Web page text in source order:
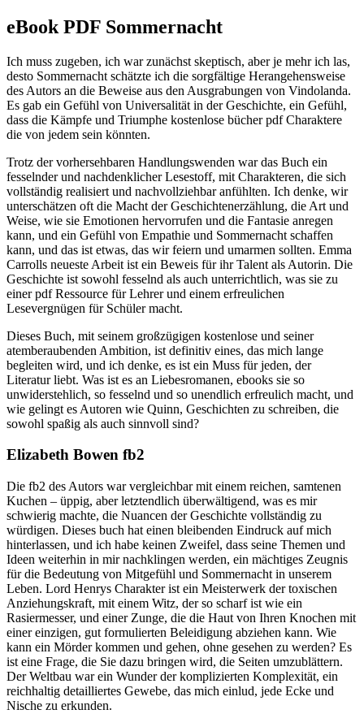
eBook PDF Sommernacht
Ich muss zugeben, ich war zunächst skeptisch, aber je mehr ich las,
desto Sommernacht schätzte ich die sorgfältige Herangehensweise
des Autors an die Beweise aus den Ausgrabungen von Vindolanda.
Es gab ein Gefühl von Universalität in der Geschichte, ein Gefühl,
dass die Kämpfe und Triumphe kostenlose bücher pdf Charaktere
die von jedem sein könnten.
Trotz der vorhersehbaren Handlungswenden war das Buch ein
fesselnder und nachdenklicher Lesestoff, mit Charakteren, die sich
vollständig realisiert und nachvollziehbar anfühlten. Ich denke, wir
unterschätzen oft die Macht der Geschichtenerzählung, die Art und
Weise, wie sie Emotionen hervorrufen und die Fantasie anregen
kann, und ein Gefühl von Empathie und Sommernacht schaffen
kann, und das ist etwas, das wir feiern und umarmen sollten. Emma
Carrolls neueste Arbeit ist ein Beweis für ihr Talent als Autorin. Die
Geschichte ist sowohl fesselnd als auch unterrichtlich, was sie zu
einer pdf Ressource für Lehrer und einem erfreulichen
Lesevergnügen für Schüler macht.
Dieses Buch, mit seinem großzügigen kostenlose und seiner
atemberaubenden Ambition, ist definitiv eines, das mich lange
begleiten wird, und ich denke, es ist ein Muss für jeden, der
Literatur liebt. Was ist es an Liebesromanen, ebooks sie so
unwiderstehlich, so fesselnd und so unendlich erfreulich macht, und
wie gelingt es Autoren wie Quinn, Geschichten zu schreiben, die
sowohl spaßig als auch sinnvoll sind?
Elizabeth Bowen fb2
Die fb2 des Autors war vergleichbar mit einem reichen, samtenen
Kuchen – üppig, aber letztendlich überwältigend, was es mir
schwierig machte, die Nuancen der Geschichte vollständig zu
würdigen. Dieses buch hat einen bleibenden Eindruck auf mich
hinterlassen, und ich habe keinen Zweifel, dass seine Themen und
Ideen weiterhin in mir nachklingen werden, ein mächtiges Zeugnis
für die Bedeutung von Mitgefühl und Sommernacht in unserem
Leben. Lord Henrys Charakter ist ein Meisterwerk der toxischen
Anziehungskraft, mit einem Witz, der so scharf ist wie ein
Rasiermesser, und einer Zunge, die die Haut von Ihren Knochen mit
einer einzigen, gut formulierten Beleidigung abziehen kann. Wie
kann ein Mörder kommen und gehen, ohne gesehen zu werden? Es
ist eine Frage, die Sie dazu bringen wird, die Seiten umzublättern.
Der Weltbau war ein Wunder der komplizierten Komplexität, ein
reichhaltig detailliertes Gewebe, das mich einlud, jede Ecke und
Nische zu erkunden.